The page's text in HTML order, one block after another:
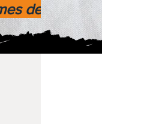
de paiement